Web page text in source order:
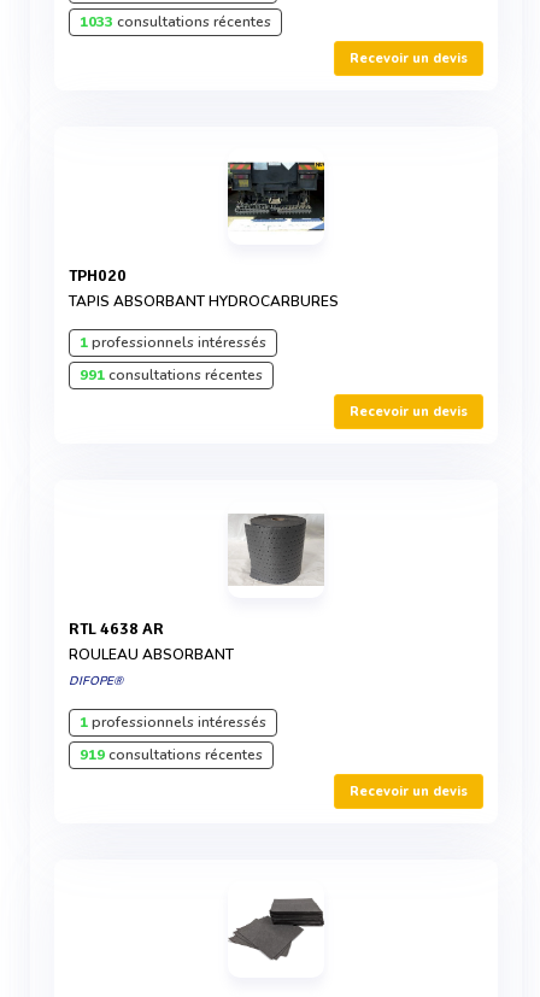
1033 consultations récentes
Recevoir un devis
TPH020
TAPIS ABSORBANT HYDROCARBURES
1professionnels intéressés
991consultations récentes
Recevoir un devis
RTL 4638 AR
ROULEAU ABSORBANT
DIFOPE®
1professionnels intéressés
919consultations récentes
Recevoir un devis